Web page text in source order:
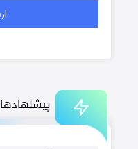
پیشنهادها